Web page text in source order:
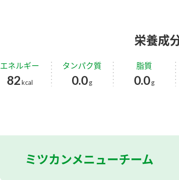
栄養成
エネルギー
82kcal
タンパク質
0.0g
脂質
0.0 g
ミツカンメニューチーム